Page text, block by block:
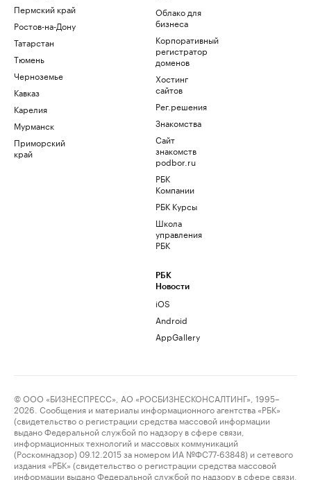
Пермский край
Ростов-на-Дону
Татарстан
Тюмень
Черноземье
Кавказ
Карелия
Мурманск
Приморский
край
Облако для
бизнеса
Корпоративный
регистратор
доменов
Хостинг
сайтов
Рег.решения
Знакомства
Сайт
знакомств
podbor.ru
РБК
Компании
РБК Курсы
Школа
управления
РБК
РБК
Новости
iOS
Android
AppGallery
© ООО «БИЗНЕСПРЕСС», АО «РОСБИЗНЕСКОНСАЛТИНГ», 1995–
2026. Сообщения и материалы информационного агентства «РБК»
(свидетельство о регистрации средства массовой информации
выдано Федеральной службой по надзору в сфере связи,
информационных технологий и массовых коммуникаций
(Роскомнадзор) 09.12.2015 за номером ИА №ФС77-63848) и сетевого
издания «РБК» (свидетельство о регистрации средства массовой
информации выдано Федеральной службой по надзору в сфере связи,